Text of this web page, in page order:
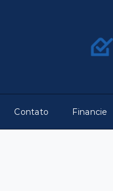
Contato Financie